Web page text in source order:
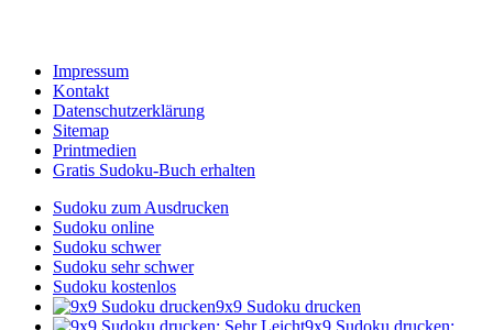
Impressum
Kontakt
Datenschutzerklärung
Sitemap
Printmedien
Gratis Sudoku-Buch erhalten
Sudoku zum Ausdrucken
Sudoku online
Sudoku schwer
Sudoku sehr schwer
Sudoku kostenlos
9x9 Sudoku drucken
9x9 Sudoku drucken: